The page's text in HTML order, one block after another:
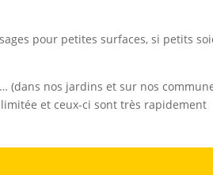
pour petites surfaces, si petits
(dans nos jardins et sur nos
et ceux-ci sont très rapidement